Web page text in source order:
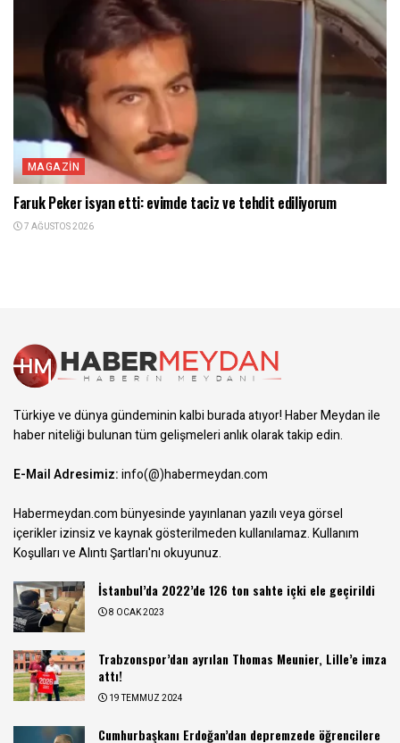
MAGAZIN
Faruk Peker isyan etti: evimde taciz ve tehdit ediliyorum
7 AĞUSTOS 2026
Türkiye ve dünya gündeminin kalbi burada atıyor! Haber Meydan ile
haber niteliği bulunan tüm gelişmeleri anlık olarak takip edin.
E-Mail Adresimiz:info(@)habermeydan.com
Habermeydan.com bünyesinde yayınlanan yazılı veya görsel
içerikler izinsiz ve kaynak gösterilmeden kullanılamaz.Kullanım
Koşulları ve Alıntı Şartları'nı okuyunuz.
İstanbul’da 2022’de 126 ton sahte içki ele geçirildi
8 OCAK 2023
Trabzonspor’dan ayrılan Thomas Meunier, Lille’e imza
attı!
19 TEMMUZ 2024
Cumhurbaşkanı Erdoğan’dan depremzede öğrencilere